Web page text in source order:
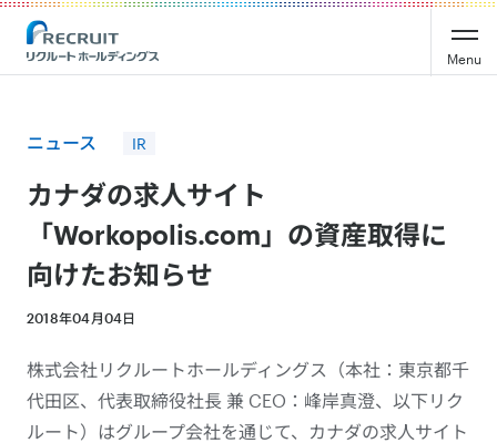
Recruit Holdings
Menu
ニュース IR
カナダの求人サイト
「Workopolis.com」の資産取得に
向けたお知らせ
2018年04月04日
株式会社リクルートホールディングス（本社：東京都千
代田区、代表取締役社長 兼 CEO：峰岸真澄、以下リク
ルート）はグループ会社を通じて、カナダの求人サイト